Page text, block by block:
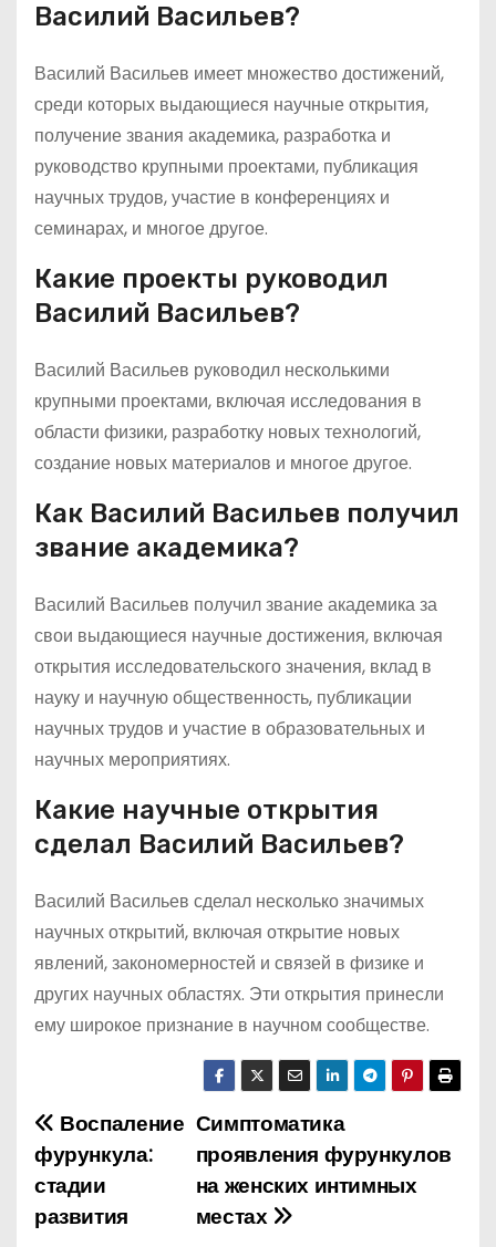
Василий Васильев?
Василий Васильев имеет множество достижений,
среди которых выдающиеся научные открытия,
получение звания академика, разработка и
руководство крупными проектами, публикация
научных трудов, участие в конференциях и
семинарах, и многое другое.
Какие проекты руководил
Василий Васильев?
Василий Васильев руководил несколькими
крупными проектами, включая исследования в
области физики, разработку новых технологий,
создание новых материалов и многое другое.
Как Василий Васильев получил
звание академика?
Василий Васильев получил звание академика за
свои выдающиеся научные достижения, включая
открытия исследовательского значения, вклад в
науку и научную общественность, публикации
научных трудов и участие в образовательных и
научных мероприятиях.
Какие научные открытия
сделал Василий Васильев?
Василий Васильев сделал несколько значимых
научных открытий, включая открытие новых
явлений, закономерностей и связей в физике и
других научных областях. Эти открытия принесли
ему широкое признание в научном сообществе.
Н
а
в
Симптоматика
проявления фурункулов
на женских интимных
местах
Воспаление
фурункула:
стадии
развития